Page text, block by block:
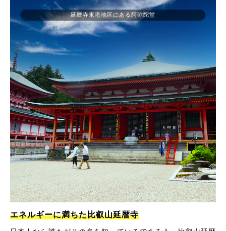
延暦寺東塔地区にある阿弥陀堂
エネルギーに満ちた比叡山延暦寺